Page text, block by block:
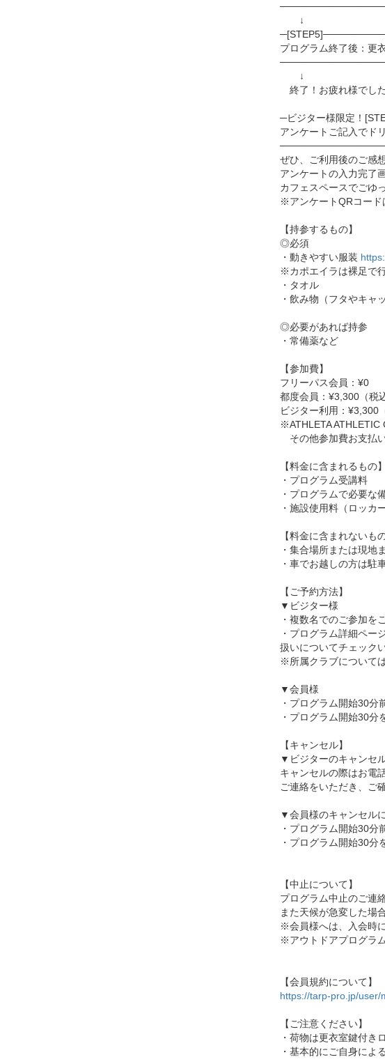
↓
プログラム終了後：更
↓
終了！お疲れ様でした
─ビジター様限定！
アンケートご記入でド
ぜひ、ご利用後のご感
アンケートの入力完了
カフェスペースでごゆ
※アンケートQRコード
【持参するもの】
◎必須
・動きやすい服装
※カポエイラは裸足で
・タオル
・飲み物（フタやキャ
◎必要があれば持参
・常備薬など
【参加費】
フリーパス会員：¥0
都度会員：¥3,300（税
ビジター利用：¥3,300
※ATHLETA ATHLETIC
その他参加費お支払
【料金に含まれるもの】
・プログラム受講料
・プログラムで必要な
・施設使用料（ロッカ
【料金に含まれないもの
・集合場所または現地
・車でお越しの方は駐
【ご予約方法】
▼ビジター様
・複数名でのご参加を
・プログラム詳細ペー
扱いについてチェック
※所属クラブについて
▼会員様
・プログラム開始30分
・プログラム開始30分
【キャンセル】
▼ビジターのキャンセ
キャンセルの際はお電
ご連絡をいただき、ご
▼会員様のキャンセル
・プログラム開始30分
・プログラム開始30分
【中止について】
プログラム中止のご連
また天候が急変した場
※会員様へは、入会時
※アウトドアプログラ
【会員規約について】
https://tarp-pro.jp/user/
【ご注意ください】
・荷物は更衣室鍵付き
・基本的にご自身によ